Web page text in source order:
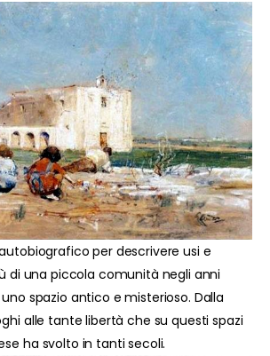
per descrivere usi e
di una piccola comunità negli anni
spazio antico e misterioso. Dalla
alle tante libertà che su questi spazi
ha svolto in tanti secoli.